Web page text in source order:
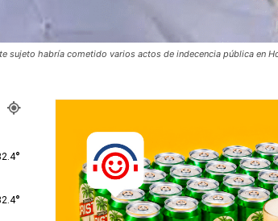
sujeto habría cometido varios actos de indecencia pública en
°
°